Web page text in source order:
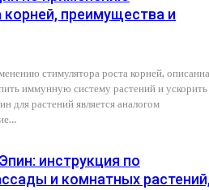
преимущества и
стимулятора роста корней,
иммунную систему растений и ускорить
для растений является аналогом
инструкция по
и комнатных